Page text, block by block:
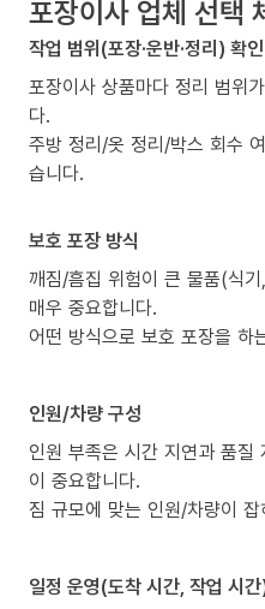
포장이사 업체 선택
작업 범위(포장·운반·정리) 확인
포장이사 상품마다 정리 범위
다.
주방 정리/옷 정리/박스 회수
습니다.
보호 포장 방식
깨짐/흠집 위험이 큰 물품(식
매우 중요합니다.
어떤 방식으로 보호 포장을 하
인원/차량 구성
인원 부족은 시간 지연과 품질
이 중요합니다.
짐 규모에 맞는 인원/차량이
일정 운영(도착 시간, 작업 시